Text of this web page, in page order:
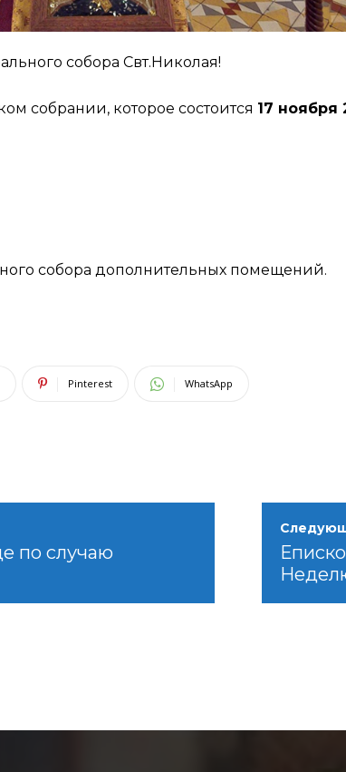
собора Свт.Николая!
собрании, которое состоится 17 ноября
собора дополнительных помещений.
Pinterest WhatsApp
по случаю